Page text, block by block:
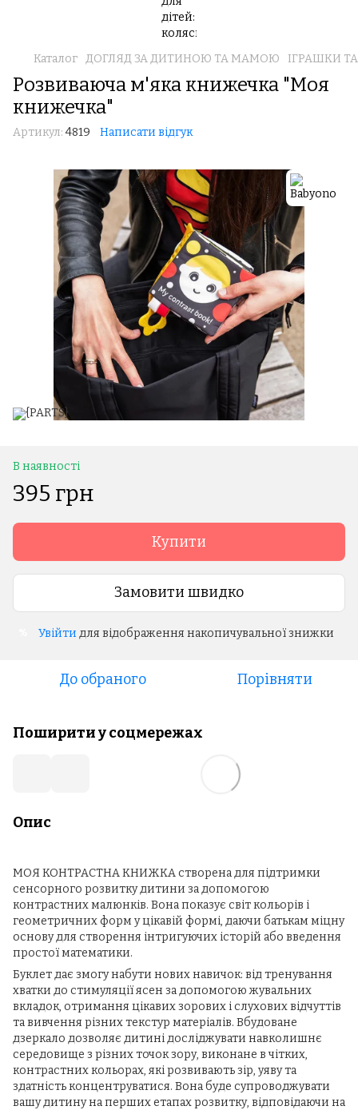
Каталог ДОГЛЯД ЗА ДИТИНОЮ ТА МАМОЮ ІГРАШКИ
Розвиваюча м'яка книжечка "Моя
книжечка"
Артикул: 4819 Написати відгук
В наявності
395 грн
Купити
Замовити швидко
Увійти для відображення накопичувальної знижки
До обраного Порівняти
Поширити у соцмережах
Опис
МОЯ КОНТРАСТНА КНИЖКА створена для підтримки
сенсорного розвитку дитини за допомогою
контрастних малюнків. Вона показує світ кольорів і
геометричних форм у цікавій формі, даючи батькам міцну
основу для створення інтригуючих історій або введення
простої математики.
Буклет дає змогу набути нових навичок: від тренування
хватки до стимуляції ясен за допомогою жувальних
вкладок, отримання цікавих зорових і слухових відчуттів
та вивчення різних текстур матеріалів. Вбудоване
дзеркало дозволяє дитині досліджувати навколишнє
середовище з різних точок зору, виконане в чітких,
контрастних кольорах, які розвивають зір, уяву та
здатність концентруватися. Вона буде супроводжувати
вашу дитину на перших етапах розвитку, відповідаючи на